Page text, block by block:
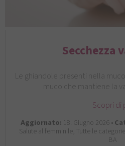
Secchezza
Le ghiandole presenti nella
muco che mantiene la
Scopri di
Aggiornato: 18. Giugno 2026 •
Salute al femminile, Tutte le
BA